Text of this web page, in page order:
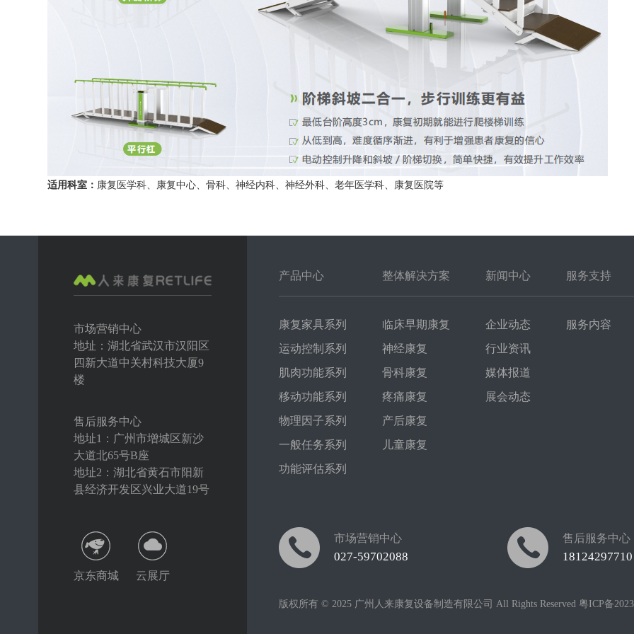
适用科室： 康复医学科、康复中心、骨科、神经内科、神经外科、老年医学科、康复医院等
市场营销中心
地址：湖北省武汉市汉阳区
四新大道中关村科技大厦9
楼
售后服务中心
地址1：广州市增城区新沙
大道北65号B座
地址2：湖北省黄石市阳新
县经济开发区兴业大道19号
京东商城 云展厅
产品中心
康复家具系列
运动控制系列
肌肉功能系列
移动功能系列
物理因子系列
一般任务系列
功能评估系列
整体解决方案
临床早期康复
神经康复
骨科康复
疼痛康复
产后康复
儿童康复
新闻中心
企业动态
行业资讯
媒体报道
展会动态
服务支持
服务内容
市场营销中心
027-59702088
售后服务中心
18124297710
版权所有 © 2025 广州人来康复设备制造有限公司 All Rights Reserved 粤ICP备